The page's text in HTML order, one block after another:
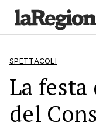
SPETTACOLI
La
del